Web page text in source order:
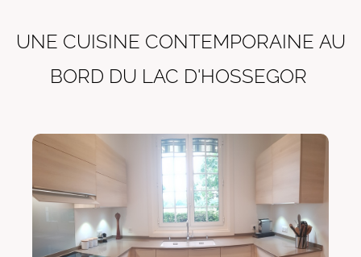
UNE CUISINE CONTEMPORAINE AU
BORD DU LAC D'HOSSEGOR